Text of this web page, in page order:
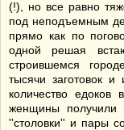
(!), но все равно
под неподъемным
прямо как по
одной решая
строившемся
тысячи заготовок
количество
женщины получили
''столовки'' и пары